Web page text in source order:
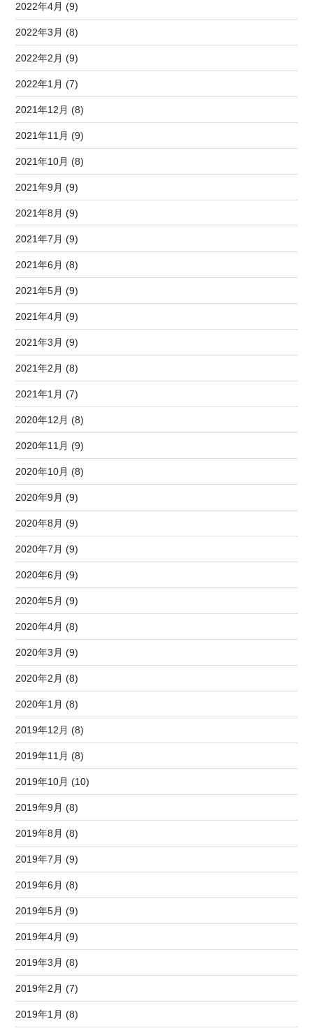
2022年4月 (9)
2022年3月 (8)
2022年2月 (9)
2022年1月 (7)
2021年12月 (8)
2021年11月 (9)
2021年10月 (8)
2021年9月 (9)
2021年8月 (9)
2021年7月 (9)
2021年6月 (8)
2021年5月 (9)
2021年4月 (9)
2021年3月 (9)
2021年2月 (8)
2021年1月 (7)
2020年12月 (8)
2020年11月 (9)
2020年10月 (8)
2020年9月 (9)
2020年8月 (9)
2020年7月 (9)
2020年6月 (9)
2020年5月 (9)
2020年4月 (8)
2020年3月 (9)
2020年2月 (8)
2020年1月 (8)
2019年12月 (8)
2019年11月 (8)
2019年10月 (10)
2019年9月 (8)
2019年8月 (8)
2019年7月 (9)
2019年6月 (8)
2019年5月 (9)
2019年4月 (9)
2019年3月 (8)
2019年2月 (7)
2019年1月 (8)